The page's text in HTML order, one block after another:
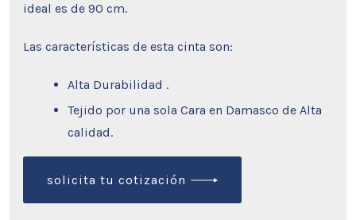
ideal es de 90 cm.
Las características de esta cinta son:
Alta Durabilidad .
Tejido por una sola Cara en Damasco de Alta
calidad.
solicita tu cotización